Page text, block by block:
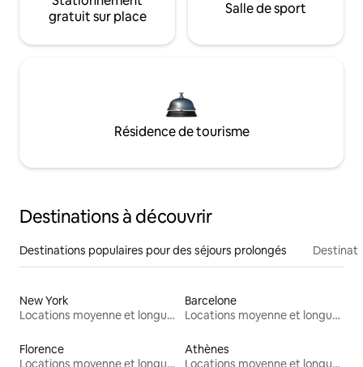
gratuit sur place
Salle de sport
Résidence de tourisme
Destinations à découvrir
Destinations populaires pour des séjours prolongés
New York
Locations moyenne et longue durée
Barcelone
Locations moyenne et longue durée
Florence
Locations moyenne et longue durée
Athènes
Locations moyenne et longue durée